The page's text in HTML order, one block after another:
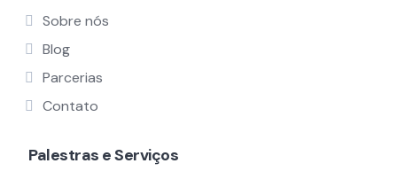
Sobre nós
Blog
Parcerias
Contato
Palestras e Serviços